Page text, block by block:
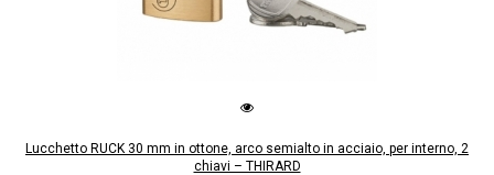
Lucchetto RUCK 30 mm in ottone, arco semialto in acciaio, per interno, 2
chiavi – THIRARD